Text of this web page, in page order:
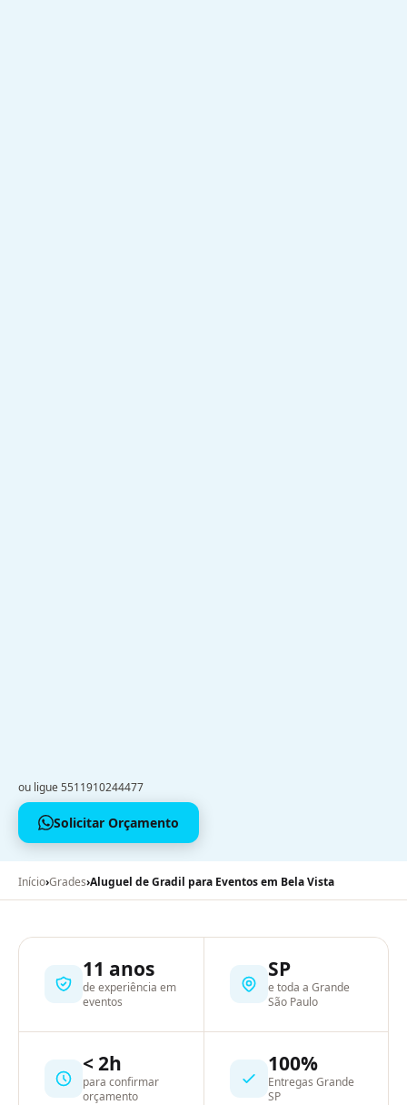
ou ligue 5511910244477
Solicitar Orçamento
Início›Grades›Aluguel de Gradil para Eventos em Bela Vista
11 anos
de experiência em
eventos
SP
e toda a Grande
São Paulo
< 2h
para confirmar
orçamento
100%
Entregas Grande
SP